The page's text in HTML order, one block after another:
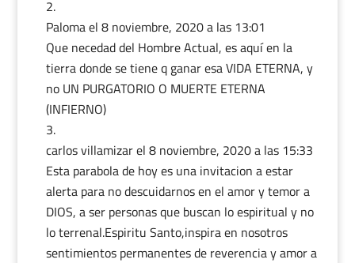
Paloma️️️el 8 noviembre, 2020 a las 13:01
Que necedad del Hombre Actual, es aquí en la
tierra donde se tiene q ganar esa VIDA ETERNA, y
no UN PURGATORIO O MUERTE ETERNA
(INFIERNO)
carlos villamizarel 8 noviembre, 2020 a las 15:33
Esta parabola de hoy es una invitacion a estar
alerta para no descuidarnos en el amor y temor a
DIOS, a ser personas que buscan lo espiritual y no
lo terrenal.Espiritu Santo,inspira en nosotros
sentimientos permanentes de reverencia y amor a